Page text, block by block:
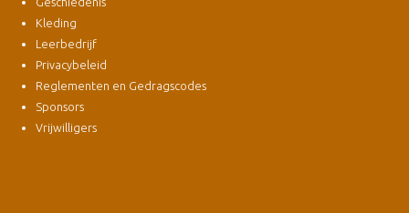
Kleding
Leerbedrijf
Privacybeleid
Reglementen en Gedragscodes
Sponsors
Vrijwilligers